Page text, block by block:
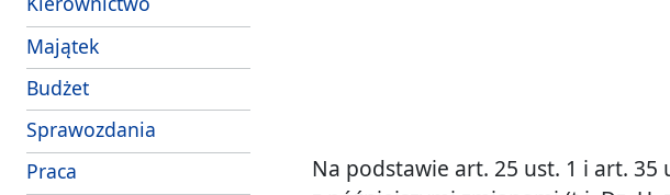
Majątek
Budżet
Sprawozdania
Praca
Na podstawie art. 25 ust. 1 i art.